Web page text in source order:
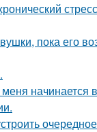
пока его
начинается